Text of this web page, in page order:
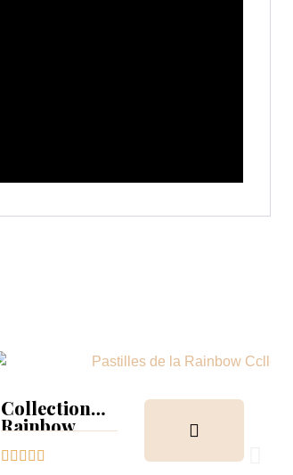
Collection
Rainbow
nuancier
    